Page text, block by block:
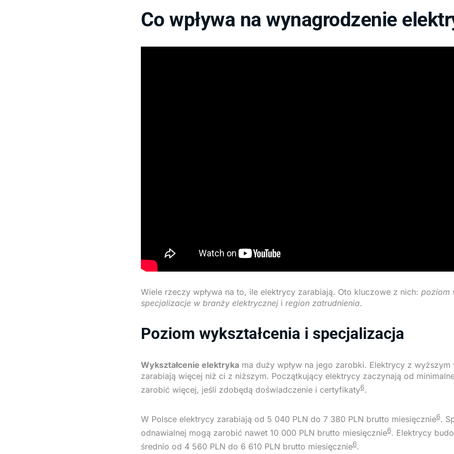
Co wpływa na wynagrodzenie
Wiele rzeczy wpływa na to, ile elektrycy zarabiają. Oto kluczowe z nich: poziom
specjalizacje w branży elektryczneji region zatrudnienia.
Poziom wykształcenia i specjalizacja
Wykształcenie elektrykama duży wpływ na jego zarobki. Elektrycy z wyższym
zarabiają więcej niż ci z niższym. Początkujący elektrycy zaczynają od
zarobić więcej, jeśli zdobędą doświadczenie i certyfikaty6.
W Polsce elektrycy zarabiają od 5 040 PLN do 7 380 PLN brutto miesięcznie6.
odnawialnej mogą zarobić nawet 10 000 PLN brutto miesięcznie6. Elektrycy
średnio od 4 560 PLN do 6 610 PLN brutto miesięcznie6.